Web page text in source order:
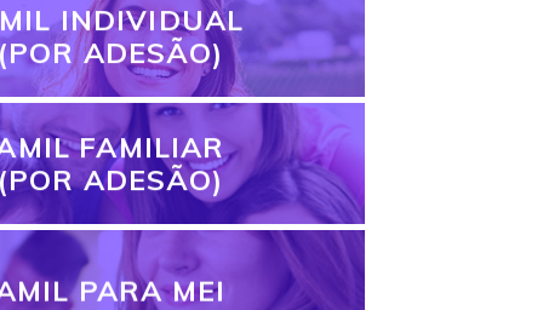
INDIVIDUAL
ADESÃO)
FAMILIAR
ADESÃO)
PARA MEI